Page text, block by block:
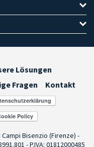
Lösungen
Fragen
Kontakt
Campi Bisenzio (Firenze) -
- P.IVA: 01812000485